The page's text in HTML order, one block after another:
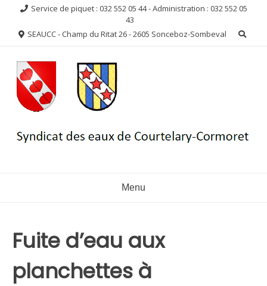
contenu
Service de piquet : 032 552 05 44 - Administration : 032 552 05
43
SEAUCC - Champ du Ritat 26 - 2605 Sonceboz-Sombeval
Menu
Fuite d’eau aux
planchettes à